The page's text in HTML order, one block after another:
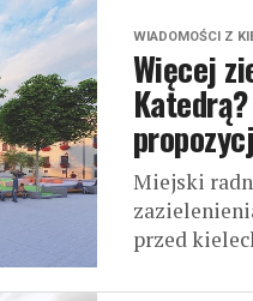
WIADOMOŚCI Z
Więcej
Miejski
przed